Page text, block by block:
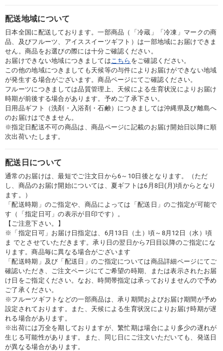
配送地域について
日本全国に配送しております。一部商品（「冷蔵」「冷凍」マークの商
品、及びフルーツ、アイススイーツギフト）は一部地域にお届けできま
せん。商品をお選びの際には十分ご確認ください。
お届けできない地域につきましては こちら をご確認ください。
この他の地域につきましても天候等の与件によりお届けができない地域
が発生する場合がございます。商品ページにてご確認ください。
フルーツにつきましては品質管理上、天候による生育状況によりお届け
時期が前後する場合があります。予めご了承下さい。
日用品ギフト（洗剤・入浴剤・石鹸）につきましては沖縄県及び離島へ
のお届けはできません。
※指定日配送不可の商品は、商品ページに記載のお届け開始日以降に順
次出荷いたします。
配送日について
通常のお届けは、最短でご注文日から6～10日後となります。（ただ
し、商品のお届け開始については、夏ギフトは6月8日(月)頃からとなり
ます。）
「配送時期」のご指定や、商品によっては「配送日」のご指定が可能で
す（「指定日可」の表示が目印です）。
【ご注意下さい。】
※「指定日可」お届け日指定は、6月13日（土）頃～8月12日（水）頃
ま でとさせていただきます。承り日の翌日から7日目以降のご指定にな
ります。商品毎に異なる場合がございます
「配送時期」及び「配送日」のご指定については商品詳細ページにてご
確認いただき、ご注文ページにてご希望の時期、または表示されたお届
け日をご指定ください。なお、時間帯指定は承っておりませんので予め
ご了承ください。
※フルーツギフトなどの一部商品は、承り期間およびお届け期間が予め
設定されております。また、天候による生育状況によりお届け時期が遅
れる場合があります。
※出荷には万全を期しておりますが、繁忙期は場合により多少の遅れが
生じる可能性があります。また、同じ日にご注文いただいても、発送日
が異なる場合があります。